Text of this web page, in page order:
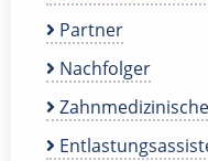
Partner
Nachfolger